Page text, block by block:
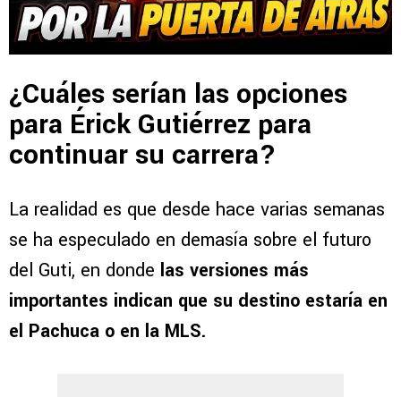
¿Cuáles serían las opciones
para Érick Gutiérrez para
continuar su carrera?
La realidad es que desde hace varias semanas
se ha especulado en demasía sobre el futuro
del Guti, en donde las versiones más
importantes indican que su destino estaría en
el Pachuca o en la MLS.